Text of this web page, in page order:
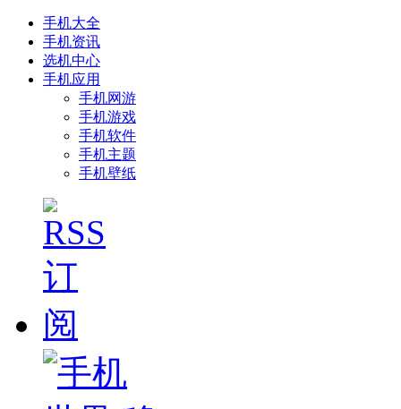
手机大全
手机资讯
选机中心
手机应用
手机网游
手机游戏
手机软件
手机主题
手机壁纸